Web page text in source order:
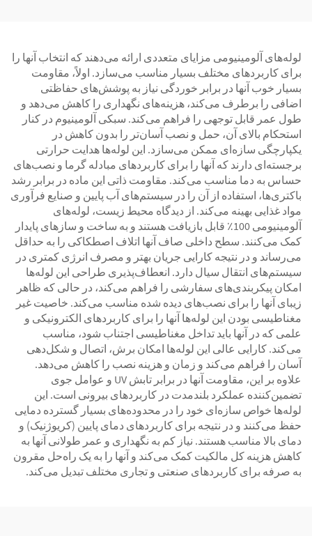
لوله‌های آلومینیومی مزایای متعددی ارائه می‌دهند که انتخاب آنها را
برای کاربردهای مختلف بسیار مناسب می‌سازد. اولاً، مقاومت
بسیار خوب آنها در برابر خوردگی نیاز به پوشش‌های حفاظتی
اضافی را برطرف می‌کند، هزینه‌های نگهداری را کاهش می‌دهد و
طول عمر قابل توجهی را فراهم می‌کند. سبکی آلومینیوم در کنار
استحکام بالای آن، حمل و نصب آسان‌تر را بدون کاهش در
یکپارچگی سازه‌ای ممکن می‌سازد. این لوله‌ها هدایت حرارتی
برجسته‌ای دارند که آنها را برای کاربردهای مبادله گرما و نصب‌های
حساس به دما مناسب می‌کند. مقاومت ذاتی این ماده در برابر رشد
باکتری‌ها، استفاده از آن را در سیستم‌های آب پایین و صنایع فرآوری
مواد غذایی بهینه می‌کند. از دیدگاه محیط زیست، لوله‌های
آلومینیومی 100٪ قابل بازیافت هستند و به ساخت و سازهای پایدار
کمک می‌کنند. سطح داخلی صاف آنها اتلاف اصطکاکی را به حداقل
می‌رساند و در نتیجه کارایی جریان بهتر و مصرف انرژی کمتری در
سیستم‌های انتقال سیال دارد. انعطاف‌پذیری طراحی این لوله‌ها
امکان پیکربندی‌های سفارشی را فراهم می‌کند، در حالی که ظاهر
زیبای آنها را برای نصب‌های دیده شده مناسب می‌کند. خاصیت غیر
مغناطیسی بودن این لوله‌ها آنها را برای کاربردهای الکترونیکی و
علمی که در آنها باید تداخل مغناطیسی اجتناب شود، مناسب
می‌کند. کارایی عالی این لوله‌ها امکان برش، اتصال و شکل‌دهی
آسان را فراهم می‌کند و زمان و هزینه نصب را کاهش می‌دهد.
علاوه بر این، مقاومت آنها در برابر تابش UV و عوامل جوی
تضمین‌کننده عملکرد بلندمدت در کاربردهای بیرونی است. این
لوله‌ها خواص سازه‌ای خود را در محدوده‌های بسیار گسترده دمایی
حفظ می‌کنند و در نتیجه برای کاربردهای دمای پایین (کریوژنیک) و
دمای بالا مناسب هستند. نیاز کم به نگهداری و عمر طولانی آنها به
کاهش هزینه کل مالکیت کمک می‌کند و آنها را به یک راه‌حل مقرون
به صرفه برای کاربردهای صنعتی و تجاری مختلف تبدیل می‌کند.